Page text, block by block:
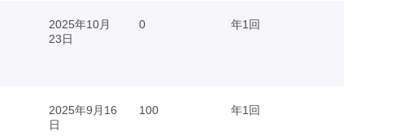
2025年10月
23日
0 年1回
2025年9月16
日
100 年1回